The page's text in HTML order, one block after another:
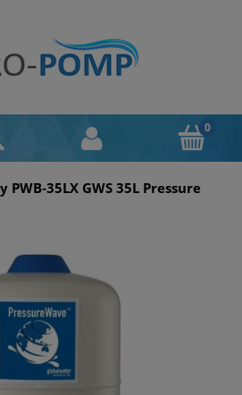
GWS 35L Pressure